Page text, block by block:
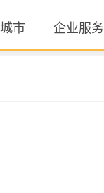
城市 企业服务